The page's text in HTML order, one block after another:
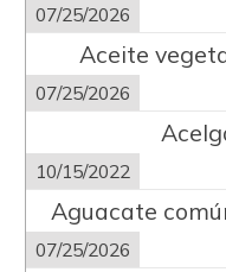
07/25/2026
Aceite
07/25/2026
10/15/2022
Aguacate
07/25/2026